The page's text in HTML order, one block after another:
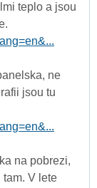
teplo a jsou
ne
jsou tu
na pobrezi,
V lete